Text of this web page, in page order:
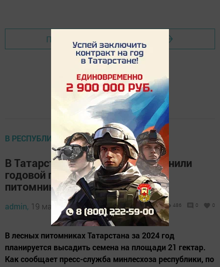
Перейти на страницу новости
В РЕСПУБЛИКЕ
В Татарстане наполовину выполнили
годовой план по посеву семян в
питомниках
admin, 19 мая 2024 - 14:00 486 0 0
В лесных питомниках Татарстана за 2024 год
планируется высадить семена на площади 21 гектар.
Как сообщает пресс-служба минлесхоза республики, по